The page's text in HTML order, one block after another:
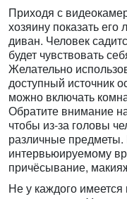
Приходя с
хозяину показать
диван. Человек
будет чувствовать
Желательно
доступный источник
можно включать
Обратите внимание
чтобы из-за головы
различные
интервьюируемому
причёсывание,
Не у каждого